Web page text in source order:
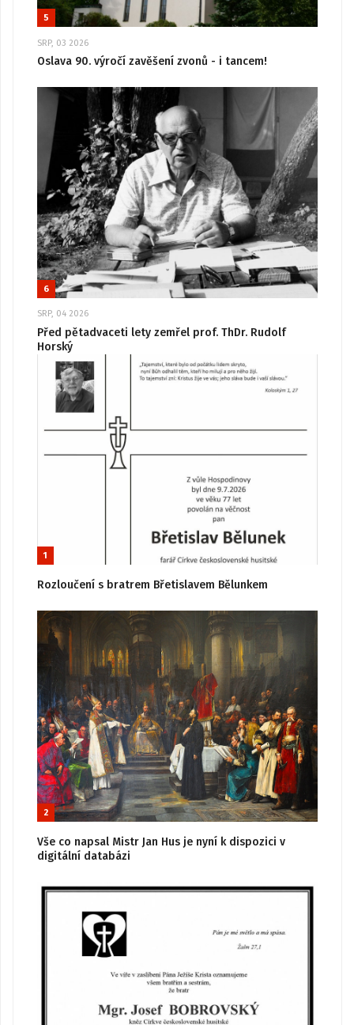
5
SRP, 03 2026
Oslava 90. výročí zavěšení zvonů - i tancem!
6
SRP, 04 2026
Před pětadvaceti lety zemřel prof. ThDr. Rudolf
Horský
1
Rozloučení s bratrem Břetislavem Bělunkem
2
Vše co napsal Mistr Jan Hus je nyní k dispozici v
digitální databázi